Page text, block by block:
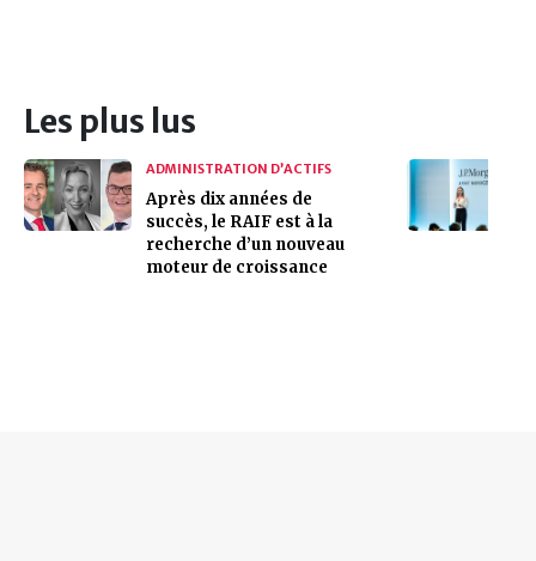
Les plus lus
ADMINISTRATION D’ACTIFS
Après dix années de
succès, le RAIF est à la
recherche d’un nouveau
moteur de croissance